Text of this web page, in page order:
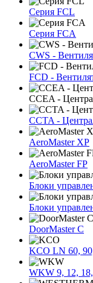
Серия FCL
Серия FCA
CWS -
FCD -
CCEA -
CCTA -
AeroMaster XP
AeroMaster FP
Блоки
Блоки
DoorMaster C
KCO LN 60,
WKW 9, 12,